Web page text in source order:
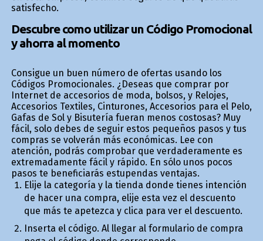
satisfecho.
Descubre como utilizar un Código Promocional
y ahorra al momento
Consigue un buen número de ofertas usando los
Códigos Promocionales. ¿Deseas que comprar por
Internet de accesorios de moda, bolsos, y Relojes,
Accesorios Textiles, Cinturones, Accesorios para el Pelo,
Gafas de Sol y Bisutería fueran menos costosas? Muy
fácil, solo debes de seguir estos pequeños pasos y tus
compras se volverán más económicas. Lee con
atención, podrás comprobar que verdaderamente es
extremadamente fácil y rápido. En sólo unos pocos
pasos te beneficiarás estupendas ventajas.
Elije la categoría y la tienda donde tienes intención
de hacer una compra, elije esta vez el descuento
que más te apetezca y clica para ver el descuento.
Inserta el código. Al llegar al formulario de compra